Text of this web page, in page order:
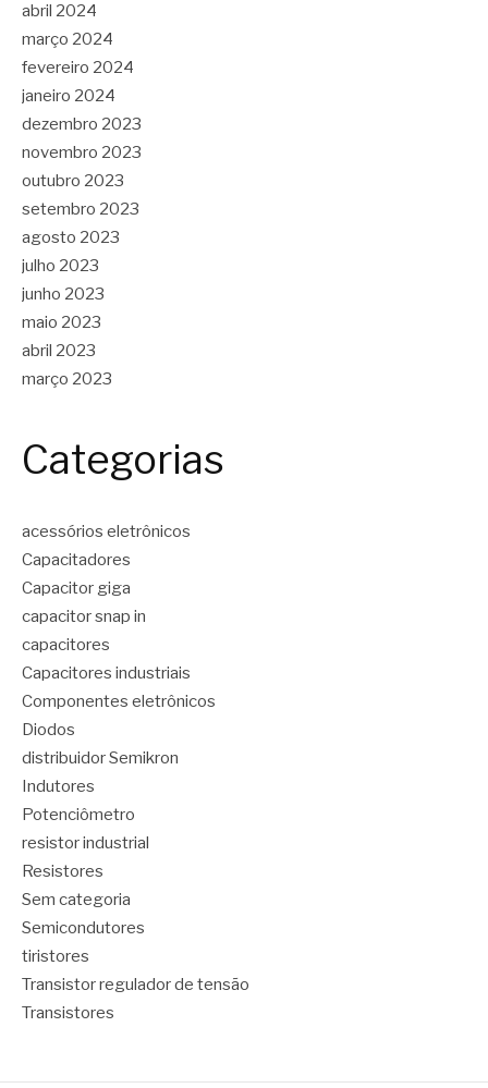
abril 2024
março 2024
fevereiro 2024
janeiro 2024
dezembro 2023
novembro 2023
outubro 2023
setembro 2023
agosto 2023
julho 2023
junho 2023
maio 2023
abril 2023
março 2023
Categorias
acessórios eletrônicos
Capacitadores
Capacitor giga
capacitor snap in
capacitores
Capacitores industriais
Componentes eletrônicos
Diodos
distribuidor Semikron
Indutores
Potenciômetro
resistor industrial
Resistores
Sem categoria
Semicondutores
tiristores
Transistor regulador de tensão
Transistores